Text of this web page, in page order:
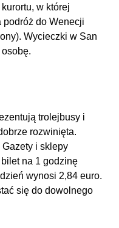
w której
podróż do Wenecji
Wycieczki w San
trolejbusy i
rozwinięta.
i sklepy
na 1 godzinę
wynosi 2,84 euro.
się do dowolnego